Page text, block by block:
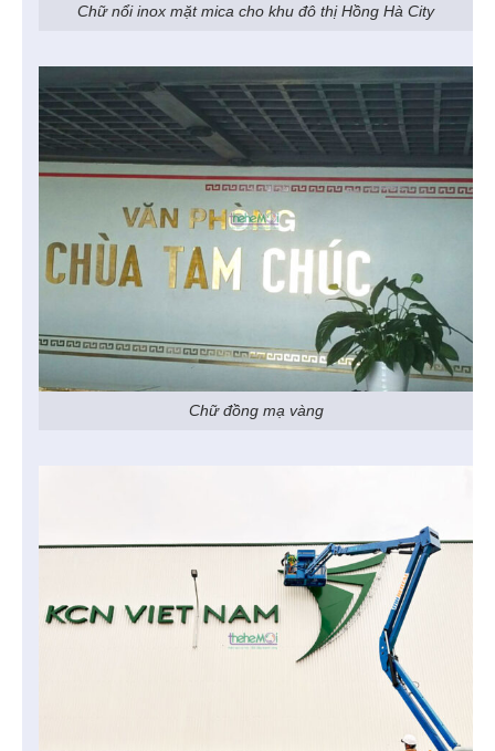
Chữ nổi inox mặt mica cho khu đô thị Hồng Hà City
Chữ đồng mạ vàng